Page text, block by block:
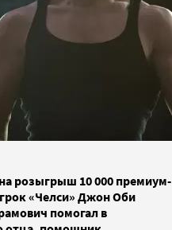
розыгрыш 10 000 премиум-
«Челси» Джон Оби
помогал в